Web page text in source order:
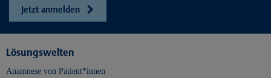
Jetzt anmelden
Lösungswelten
Anamnese von Patient*innen